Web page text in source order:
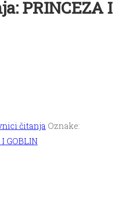
PRINCEZA I
čitanja Oznake:
GOBLIN